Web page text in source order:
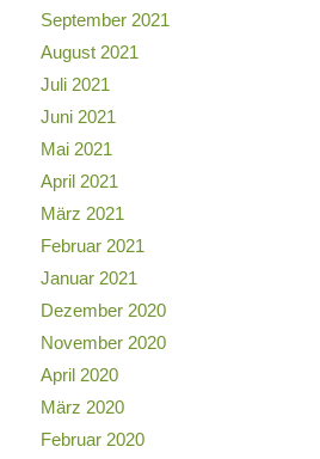
September 2021
August 2021
Juli 2021
Juni 2021
Mai 2021
April 2021
März 2021
Februar 2021
Januar 2021
Dezember 2020
November 2020
April 2020
März 2020
Februar 2020